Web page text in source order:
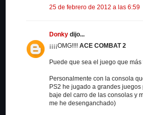
25 de febrero de 2012 a las 6:59
Donky dijo...
¡¡¡¡OMG!!!! ACE COMBAT 2
Puede que sea el juego que
Personalmente con la consola
PS2 he jugado a grandes
baje del carro de las consolas y
me he desenganchado)